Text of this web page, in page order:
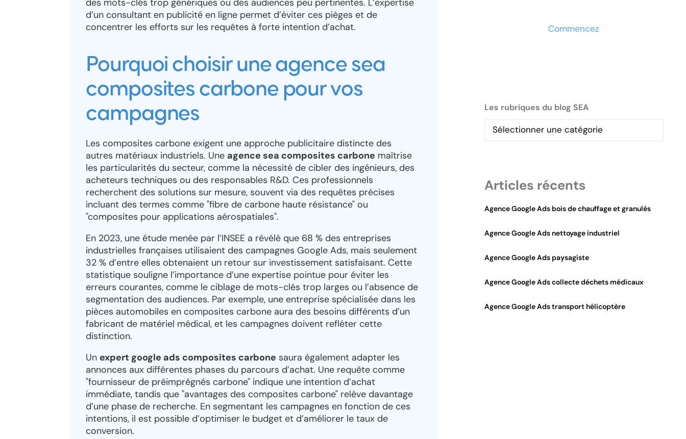
des mots-clés trop génériques ou des audiences peu pertinentes. L’expertise
d’un consultant en publicité en ligne permet d’éviter ces pièges et de
concentrer les efforts sur les requêtes à forte intention d’achat.
Pourquoi choisir une agence sea
composites carbone pour vos
campagnes
Les composites carbone exigent une approche publicitaire distincte des
autres matériaux industriels. Une agence sea composites carbone maîtrise
les particularités du secteur, comme la nécessité de cibler des ingénieurs, des
acheteurs techniques ou des responsables R&D. Ces professionnels
recherchent des solutions sur mesure, souvent via des requêtes précises
incluant des termes comme "fibre de carbone haute résistance" ou
"composites pour applications aérospatiales".
En 2023, une étude menée par l’INSEE a révélé que 68 % des entreprises
industrielles françaises utilisaient des campagnes Google Ads, mais seulement
32 % d’entre elles obtenaient un retour sur investissement satisfaisant. Cette
statistique souligne l’importance d’une expertise pointue pour éviter les
erreurs courantes, comme le ciblage de mots-clés trop larges ou l’absence de
segmentation des audiences. Par exemple, une entreprise spécialisée dans les
pièces automobiles en composites carbone aura des besoins différents d’un
fabricant de matériel médical, et les campagnes doivent refléter cette
distinction.
Un expert google ads composites carbone saura également adapter les
annonces aux différentes phases du parcours d’achat. Une requête comme
"fournisseur de préimprégnés carbone" indique une intention d’achat
immédiate, tandis que "avantages des composites carbone" relève davantage
d’une phase de recherche. En segmentant les campagnes en fonction de ces
intentions, il est possible d’optimiser le budget et d’améliorer le taux de
conversion.
Commencez
Les rubriques du blog SEA
Articles récents
Agence Google Ads bois de chauffage et granulés
Agence Google Ads nettoyage industriel
Agence Google Ads paysagiste
Agence Google Ads collecte déchets médicaux
Agence Google Ads transport hélicoptère